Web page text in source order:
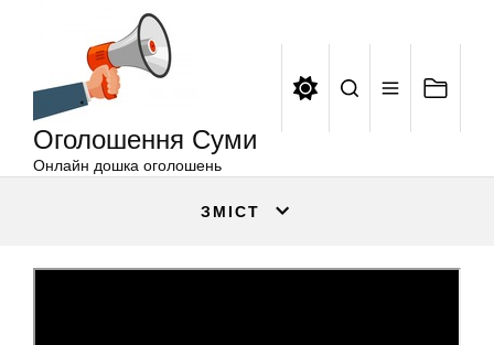
Оголошення Суми
Онлайн дошка оголошень
ЗМІСТ